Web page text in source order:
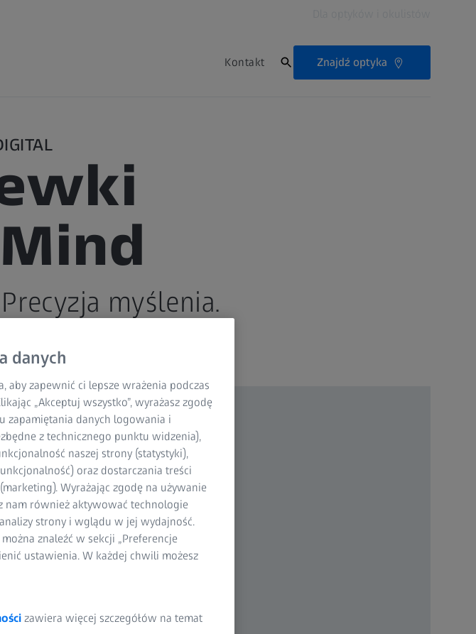
Kontakt Znajdź optyka
myślenia.
danych
aby zapewnić ci lepsze wrażenia podczas
„Akceptuj wszystko”, wyrażasz zgodę
zapamiętania danych logowania i
z technicznego punktu widzenia),
naszej strony (statystyki),
oraz dostarczania treści
Wyrażając zgodę na używanie
również aktywować technologie
strony i wglądu w jej wydajność.
znaleźć w sekcji „Preferencje
ustawienia. W każdej chwili możesz
zawiera więcej szczegółów na temat